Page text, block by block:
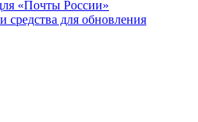
средства для обновления